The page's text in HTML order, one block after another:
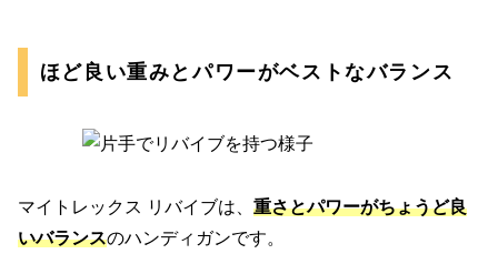
ほど良い重みとパワーがベストなバランス
マイトレックス リバイブは、 重さとパワーがちょうど良
いバランスのハンディガンです。